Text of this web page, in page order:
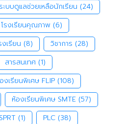
ระบบดูแลช่วยเหลือนักเรียน (24)
โรงเรียนคุณภาพ (6)
งเรียน (8) วิชาการ (28)
สารสนเทศ (1)
งเรียนพิเศษ FLIP (108)
ห้องเรียนพิเศษ SMTE (57)
(1) PLC (38)